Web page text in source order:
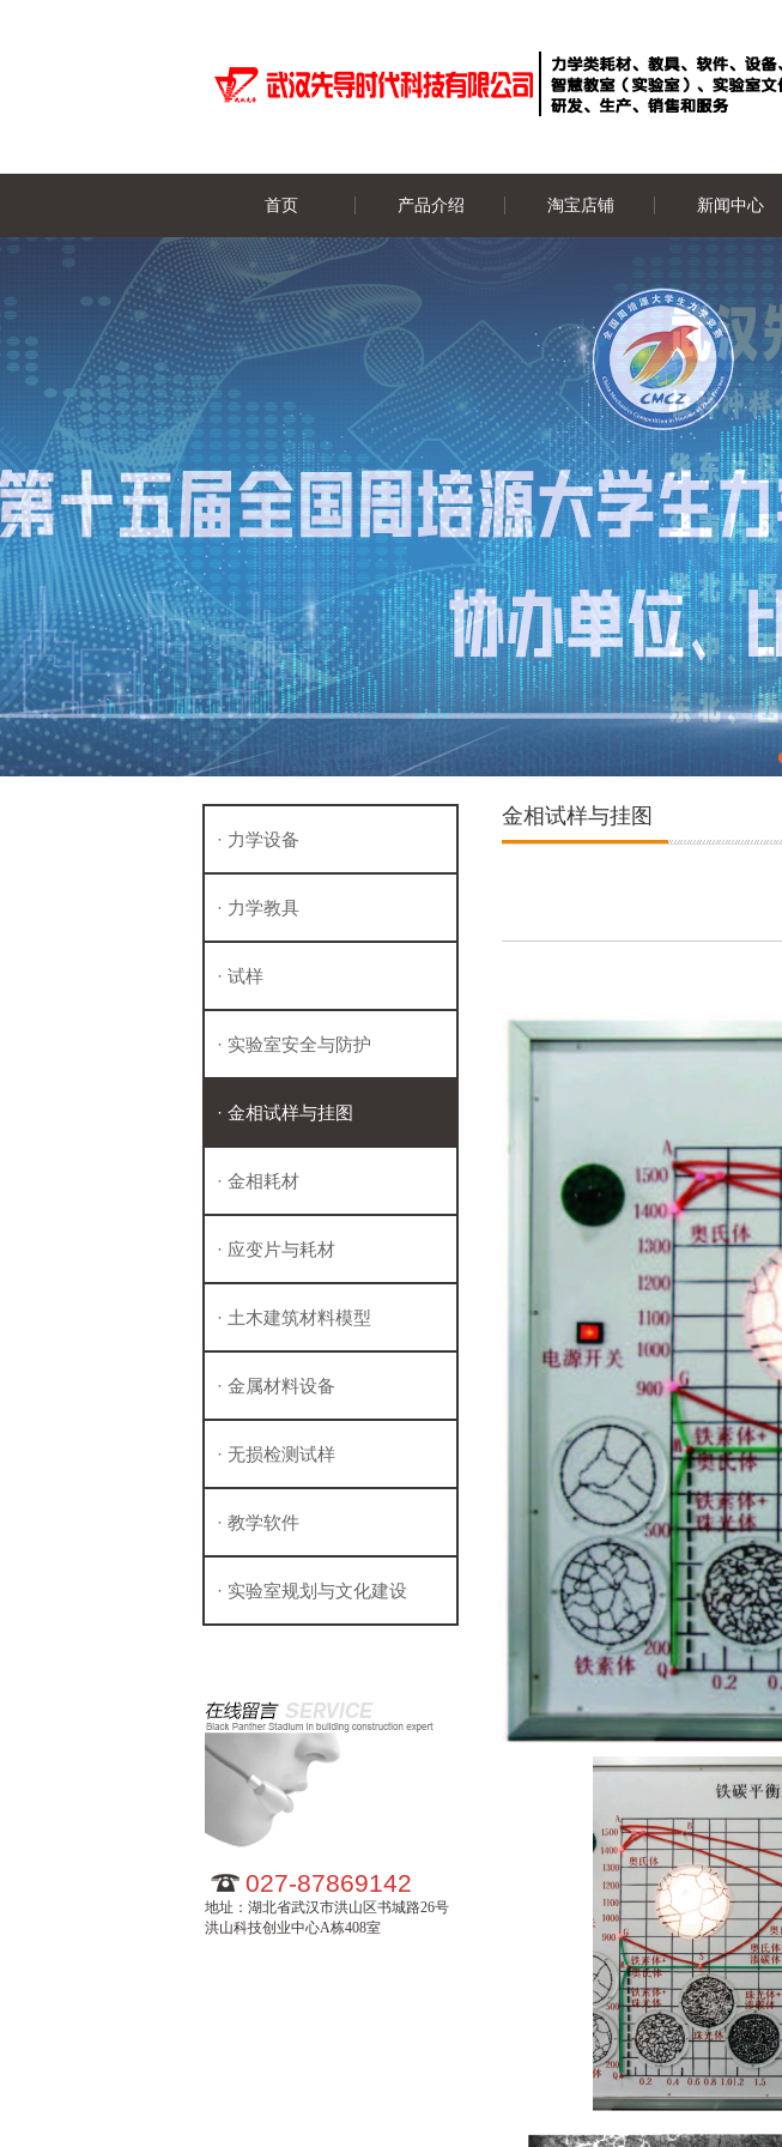
首页 产品介绍 淘宝店铺 新闻中心
· 力学设备
· 力学教具
· 试样
· 实验室安全与防护
· 金相试样与挂图
· 金相耗材
· 应变片与耗材
· 土木建筑材料模型
· 金属材料设备
· 无损检测试样
· 教学软件
· 实验室规划与文化建设
027-87869142
地址：湖北省武汉市洪山区书城路26号
洪山科技创业中心A栋408室
金相试样与挂图